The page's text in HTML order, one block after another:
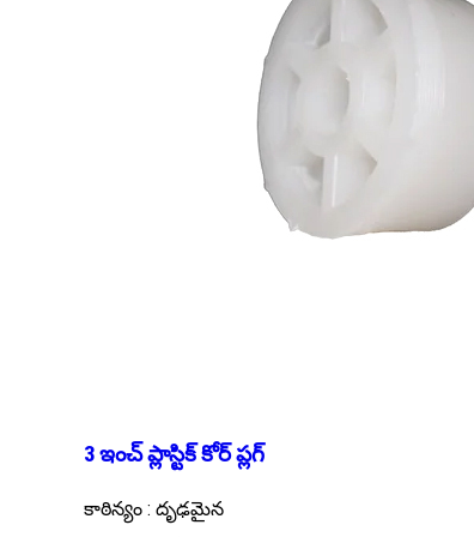
3 ఇంచ్ ప్లాస్టిక్ కోర్ ప్లగ్
కాఠిన్యం : దృఢమైన